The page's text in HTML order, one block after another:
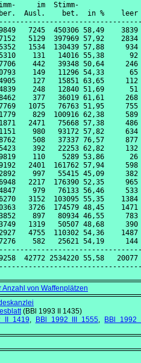
im  Stimm-
Ausl.    bet.  in %
7245  450306 58,49
5129  397969 57,92
1534  130439 57,88
131   14016 55,38
442   39348 50,64
149   11296 54,33
127   15851 63,65
248   12840 51,69
377   36019 61,61
1075   76763 51,95
829  100916 62,38
2471   75668 57,38
980   93172 57,82
508   37337 76,57
392   22253 62,82
110    5289 53,86
2401  161762 57,94
997   55415 45,09
2217  176390 52,35
979   76133 56,46
3152  103095 55,35
3726  174579 48,45
897   80934 46,55
1319   50507 48,68
4755  110302 54,36
582   25621 54,19
42772 2534220 55,58
Anzahl von Waffenplätzen
(BBl 1993 II 1435)
II 1419, BBl 1992 III 1555,
BBl 1992